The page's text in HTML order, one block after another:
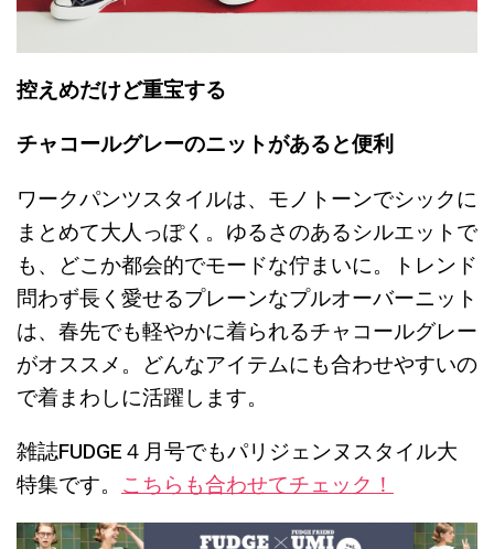
控えめだけど重宝する
チャコールグレーのニットがあると便利
ワークパンツスタイルは、モノトーンでシックに
まとめて大人っぽく。ゆるさのあるシルエットで
も、どこか都会的でモードな佇まいに。トレンド
問わず長く愛せるプレーンなプルオーバーニット
は、春先でも軽やかに着られるチャコールグレー
がオススメ。どんなアイテムにも合わせやすいの
で着まわしに活躍します。
雑誌FUDGE４月号でもパリジェンヌスタイル大
特集です。 こちらも合わせてチェック！